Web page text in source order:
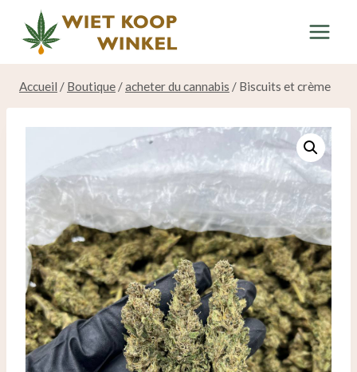
content
Accueil / Boutique /acheter du cannabis / Biscuits et crème